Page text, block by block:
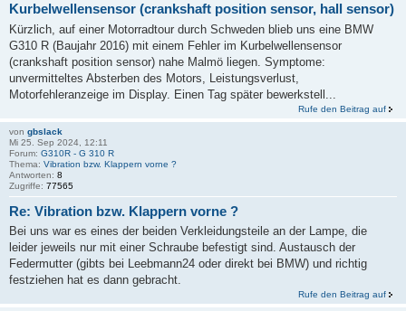
Kurbelwellensensor (crankshaft position sensor, hall sensor)
Kürzlich, auf einer Motorradtour durch Schweden blieb uns eine BMW
G310 R (Baujahr 2016) mit einem Fehler im Kurbelwellensensor
(crankshaft position sensor) nahe Malmö liegen. Symptome:
unvermitteltes Absterben des Motors, Leistungsverlust,
Motorfehleranzeige im Display. Einen Tag später bewerkstell...
Rufe den Beitrag auf
von gbslack
Mi 25. Sep 2024, 12:11
Forum: G310R - G 310 R
Thema: Vibration bzw. Klappern vorne ?
Antworten: 8
Zugriffe: 77565
Re: Vibration bzw. Klappern vorne ?
Bei uns war es eines der beiden Verkleidungsteile an der Lampe, die
leider jeweils nur mit einer Schraube befestigt sind. Austausch der
Federmutter (gibts bei Leebmann24 oder direkt bei BMW) und richtig
festziehen hat es dann gebracht.
Rufe den Beitrag auf